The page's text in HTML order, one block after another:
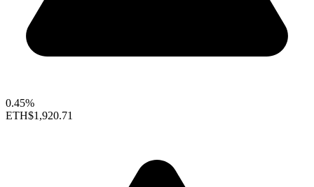
0.45%
ETH$1,920.71